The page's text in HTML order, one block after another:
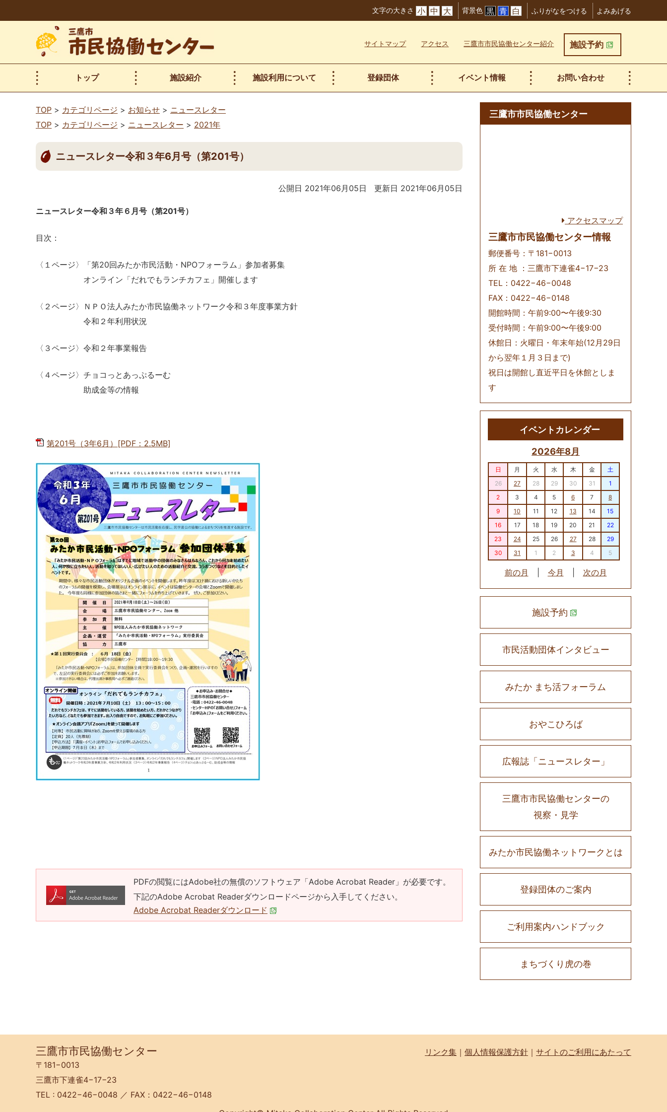
文
へ
移
動
文字の大きさ 小 中 大 背景色 黒 青 白 ふりがなをつける よみあげる
サイトマップ アクセス 三鷹市市民協働センター紹介 施設予約
トップ 施設紹介 施設利用について 登録団体 イベント情報 お問い合わせ
TOP カテゴリページ お知らせ
ニュースレター
TOP
カテゴリページ ニュースレター 2021年
ニュースレター令和３年6月号（第201号）
公開日 2021年06月05日 更新日 2021年06月05日
ニュースレター令和３年６月号（第201号）
目次：
〈１ページ〉「第20回みたか市民活動・NPOフォーラム」参加者募集
オンライン「だれでもランチカフェ」開催します
〈２ページ〉ＮＰＯ法人みたか市民協働ネットワーク令和３年度事業方針
令和２年利用状況
〈３ページ〉令和２年事業報告
〈４ページ〉チョコっとあっぷるーむ
助成金等の情報
第201号（3年6月）[PDF：2.5MB]
PDFの閲覧にはAdobe社の無償のソフトウェア「Adobe Acrobat Reader」が必要です。
下記のAdobe Acrobat Readerダウンロードページから入手してください。
Adobe Acrobat Readerダウンロード
三鷹市市民協働センター
アクセスマップ
三鷹市市民協働センター情報
郵便番号：〒181−0013
所 在 地 ：三鷹市下連雀4−17−23
TEL：0422−46−0048
FAX：0422−46−0148
開館時間：午前9:00〜午後9:30
受付時間：午前9:00〜午後9:00
休館日：火曜日・年末年始(12月29日
から翌年１月３日まで)
祝日は開館し直近平日を休館としま
す
イベントカレンダー
2026年8月
日 月 火 水 木 金
土
26
27 28 29 30 31
1
2
3 4 5 6 7
8
9
10 11 12 13 14
15
16
17 18 19 20 21
22
23
24 25 26 27 28
29
30
31 1 2 3 4 5
前の月 今月 次の月
施設予約
市民活動団体インタビュー
みたか まち活フォーラム
おやこひろば
広報誌「ニュースレター」
三鷹市市民協働センターの
視察・見学
みたか市民協働ネットワークとは
登録団体のご案内
ご利用案内ハンドブック
まちづくり虎の巻
三鷹市市民協働センター
〒181−0013
三鷹市下連雀4−17−23
TEL : 0422−46−0048 ／ FAX：0422−46−0148
リンク集 ｜ 個人情報保護方針 ｜ サイトのご利用にあたって